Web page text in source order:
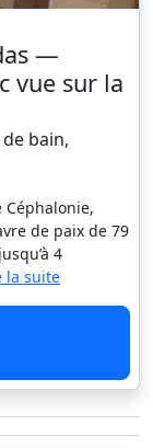
—
vue sur la
bain,
de paix de 79
4
la suite